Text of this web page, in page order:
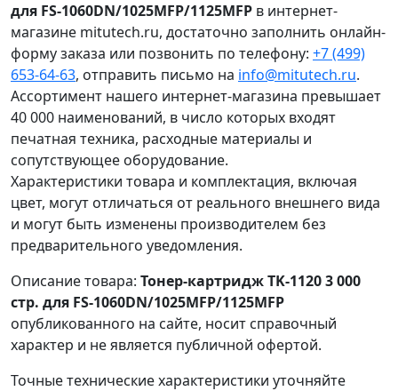
для FS-1060DN/1025MFP/1125MFP в интернет-
магазине mitutech.ru, достаточно заполнить онлайн-
форму заказа или позвонить по телефону: +7 (499)
653-64-63, отправить письмо на info@mitutech.ru.
Ассортимент нашего интернет-магазина превышает
40 000 наименований, в число которых входят
печатная техника, расходные материалы и
сопутствующее оборудование.
Характеристики товара и комплектация, включая
цвет, могут отличаться от реального внешнего вида
и могут быть изменены производителем без
предварительного уведомления.
Описание товара: Тонер-картридж TK-1120 3 000
стр. для FS-1060DN/1025MFP/1125MFP
опубликованного на сайте, носит справочный
характер и не является публичной офертой.
Точные технические характеристики уточняйте